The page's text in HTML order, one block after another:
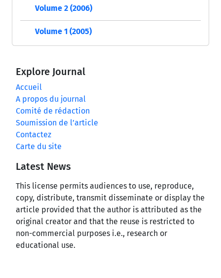
Volume 2 (2006)
Volume 1 (2005)
Explore Journal
Accueil
A propos du journal
Comité de rédaction
Soumission de l’article
Contactez
Carte du site
Latest News
This license permits audiences to use, reproduce,
copy, distribute, transmit disseminate or display the
article provided that the author is attributed as the
original creator and that the reuse is restricted to
non-commercial purposes i.e., research or
educational use.